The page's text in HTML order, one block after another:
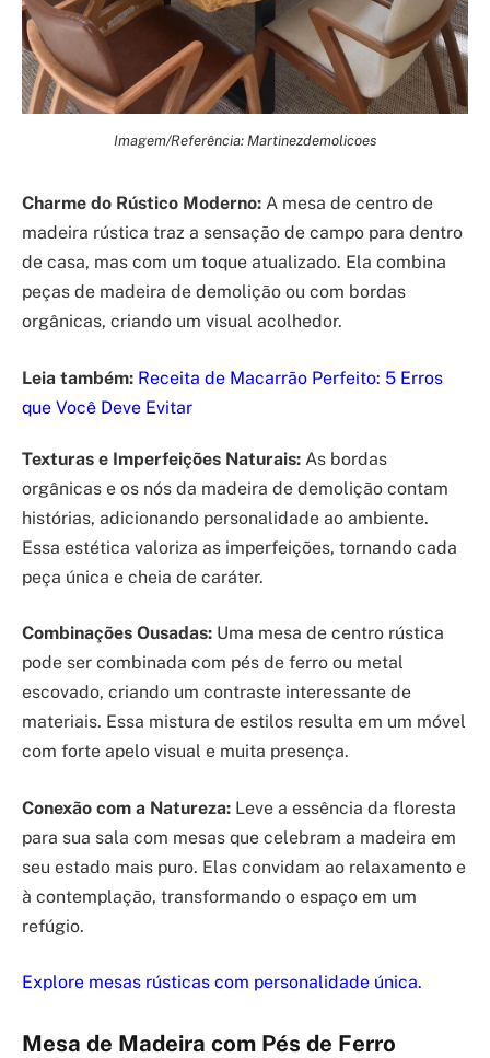
Imagem/Referência: Martinezdemolicoes
Charme do Rústico Moderno: A mesa de centro de
madeira rústica traz a sensação de campo para dentro
de casa, mas com um toque atualizado. Ela combina
peças de madeira de demolição ou com bordas
orgânicas, criando um visual acolhedor.
Leia também: Receita de Macarrão Perfeito: 5 Erros
que Você Deve Evitar
Texturas e Imperfeições Naturais: As bordas
orgânicas e os nós da madeira de demolição contam
histórias, adicionando personalidade ao ambiente.
Essa estética valoriza as imperfeições, tornando cada
peça única e cheia de caráter.
Combinações Ousadas: Uma mesa de centro rústica
pode ser combinada com pés de ferro ou metal
escovado, criando um contraste interessante de
materiais. Essa mistura de estilos resulta em um móvel
com forte apelo visual e muita presença.
Conexão com a Natureza: Leve a essência da floresta
para sua sala com mesas que celebram a madeira em
seu estado mais puro. Elas convidam ao relaxamento e
à contemplação, transformando o espaço em um
refúgio.
Explore mesas rústicas com personalidade única.
Mesa de Madeira com Pés de Ferro